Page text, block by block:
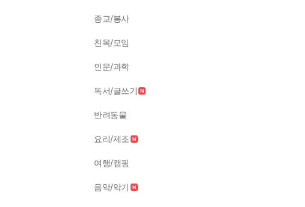
종교/봉사
친목/모임
인문/과학
독서/글쓰기
반려동물
요리/제조
여행/캠핑
음악/악기